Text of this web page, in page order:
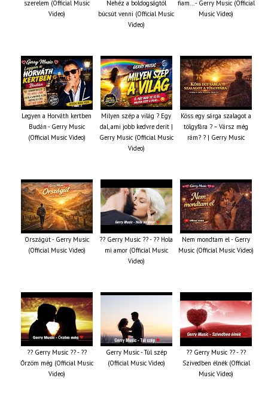
szerelem (Official Music
Video)
Nehéz a boldogságtól
búcsút venni (Official Music
Video)
fiam... - Gerry Music (Official
Music Video)
Legyen a Horváth kertben
Budán - Gerry Music
(Official Music Video)
Milyen szép a világ ? Egy
dal, ami jobb kedvre derít |
Gerry Music (Official Music
Video)
Köss egy sárga szalagot a
tölgyfára ?️ – Vársz még
rám? ? | Gerry Music
Országút - Gerry Music
(Official Music Video)
?? Gerry Music ?? - ?? Hola
mi amor (Official Music
Video)
Nem mondtam el - Gerry
Music (Official Music Video)
?? Gerry Music ?? - ??
Őrzöm még (Official Music
Video)
Gerry Music - Túl szép
(Official Music Video)
?? Gerry Music ?? - ??
Szívedben élnék (Official
Music Video)